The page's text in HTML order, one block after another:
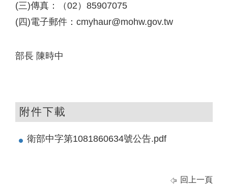
(三)傳真：（02）85907075
(四)電子郵件：cmyhaur@mohw.gov.tw
部長 陳時中
附件下載
衛部中字第1081860634號公告.pdf
回上一頁